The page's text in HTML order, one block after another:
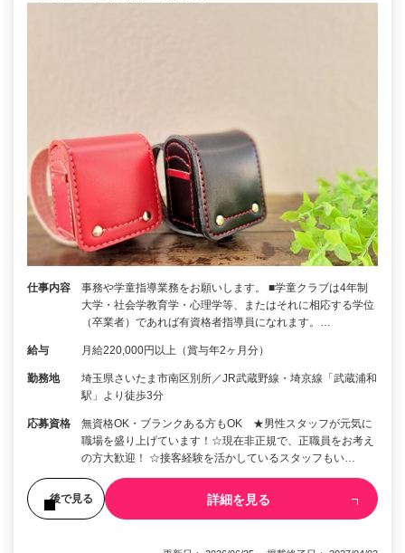
仕事内容
事務や学童指導業務をお願いします。 ■学童クラブは4年制
大学・社会学教育学・心理学等、またはそれに相応する学位
（卒業者）であれば有資格者指導員になれます。…
給与 月給220,000円以上（賞与年2ヶ月分）
勤務地
埼玉県さいたま市南区別所／JR武蔵野線・埼京線「武蔵浦和
駅」より徒歩3分
応募資格
無資格OK・ブランクある方もOK ★男性スタッフが元気に
職場を盛り上げています！☆現在非正規で、正職員をお考え
の方大歓迎！ ☆接客経験を活かしているスタッフもい…
後で見る 詳細を見る